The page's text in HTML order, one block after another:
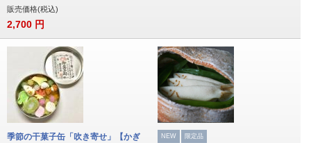
販売価格(税込)
2,700 円
季節の干菓子缶「吹き寄せ」【かぎ
NEW 限定品